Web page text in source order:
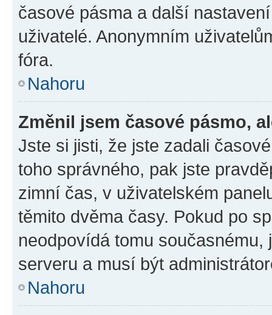
časové pásma a další
uživatelé. Anonymním
fóra.
Nahoru
Změnil jsem časové pásmo,
Jste si jisti, že jste zadali
toho správného, pak jste
zimní čas, v uživatelském
těmito dvěma časy. Pokud po
neodpovídá tomu
serveru a musí být
Nahoru